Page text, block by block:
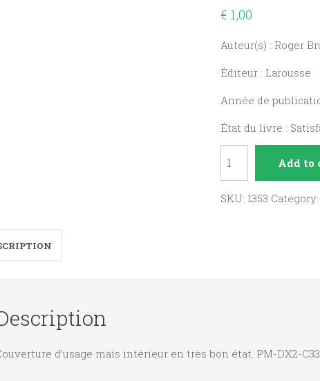
€ 1,00
Auteur(s) : Roger
Éditeur : Larousse
Année de
État du livre :
quantity
Add to
SKU: 1353 Category:
d’usage mais intérieur en très bon état. PM-DX2-